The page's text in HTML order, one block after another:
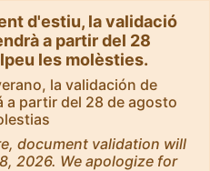
d'estiu, la validació
a partir del 28
les molèsties.
la validación de
a partir del 28 de agosto
document validation will
2026. We apologize for